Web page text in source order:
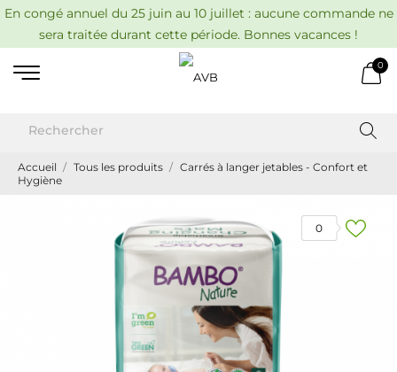
En congé annuel du 25 juin au 10 juillet : aucune commande ne
sera traitée durant cette période. Bonnes vacances !
0
Accueil Tous les produits
Carrés à langer jetables - Confort et
Hygiène
0